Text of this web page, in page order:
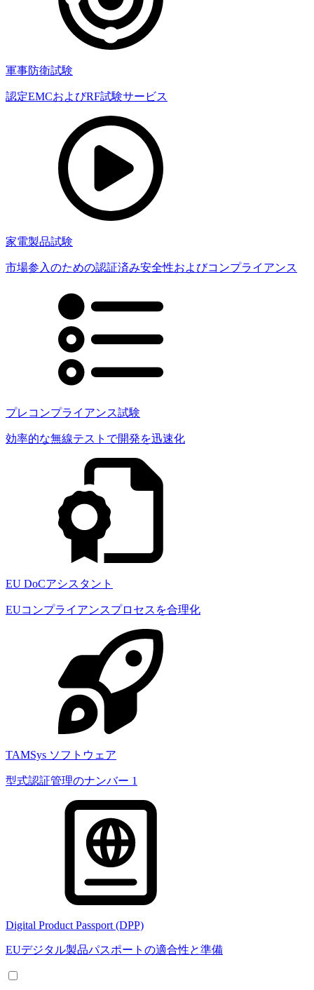
軍事防衛試験
認定EMCおよびRF試験サービス
家電製品試験
市場参入のための認証済み安全性およびコンプライアンス
プレコンプライアンス試験
効率的な無線テストで開発を迅速化
EU DoCアシスタント
EUコンプライアンスプロセスを合理化
TAMSys ソフトウェア
型式認証管理のナンバー 1
Digital Product Passport (DPP)
EUデジタル製品パスポートの適合性と準備